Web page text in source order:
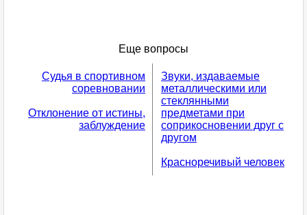
Еще вопросы
Судья в спортивном
соревновании
Отклонение от истины,
заблуждение
Звуки, издаваемые
металлическими или
стеклянными
предметами при
соприкосновении друг с
другом
Красноречивый человек